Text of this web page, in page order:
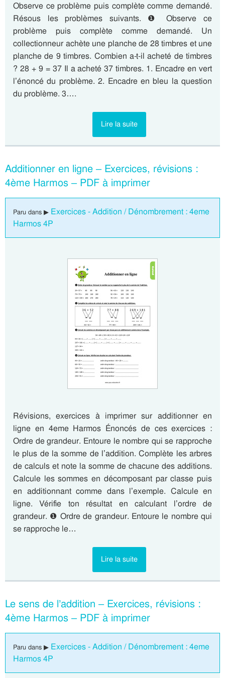
Observe ce problème puis complète comme demandé.
Résous les problèmes suivants. ❶ Observe ce
problème puis complète comme demandé. Un
collectionneur achète une planche de 28 timbres et une
planche de 9 timbres. Combien a-t-il acheté de timbres
? 28 + 9 = 37 Il a acheté 37 timbres. 1. Encadre en vert
l’énoncé du problème. 2. Encadre en bleu la question
du problème. 3….
Lire la suite
Additionner en ligne – Exercices, révisions :
4ème Harmos – PDF à imprimer
Paru dans ▶ Exercices - Addition / Dénombrement : 4eme
Harmos 4P
Révisions, exercices à imprimer sur additionner en
ligne en 4eme Harmos Énoncés de ces exercices :
Ordre de grandeur. Entoure le nombre qui se rapproche
le plus de la somme de l’addition. Complète les arbres
de calculs et note la somme de chacune des additions.
Calcule les sommes en décomposant par classe puis
en additionnant comme dans l’exemple. Calcule en
ligne. Vérifie ton résultat en calculant l’ordre de
grandeur. ❶ Ordre de grandeur. Entoure le nombre qui
se rapproche le…
Lire la suite
Le sens de l’addition – Exercices, révisions :
4ème Harmos – PDF à imprimer
Paru dans ▶ Exercices - Addition / Dénombrement : 4eme
Harmos 4P